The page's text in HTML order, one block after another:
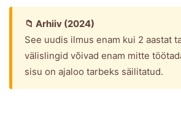
📁 Arhiiv (2024)
See uudis ilmus enam kui 2 aastat
välislingid võivad enam mitte
sisu on ajaloo tarbeks säilitatud.